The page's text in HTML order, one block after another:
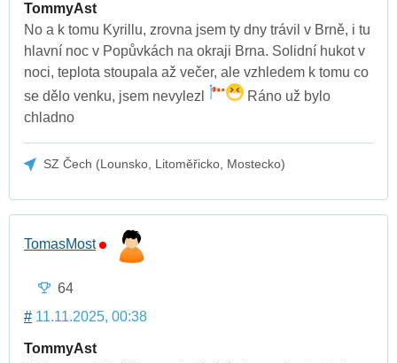
TommyAst
No a k tomu Kyrillu, zrovna jsem ty dny trávil v Brně, i tu
hlavní noc v Popůvkách na okraji Brna. Solidní hukot v
noci, teplota stoupala až večer, ale vzhledem k tomu co
se dělo venku, jsem nevylezl
Ráno už bylo
chladno
SZ Čech (Lounsko, Litoměřicko, Mostecko)
TomasMost
64
# 11.11.2025, 00:38
TommyAst